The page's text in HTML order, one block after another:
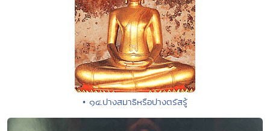
• ๑๔.ปางสมาธิหรือปางตรัสรู้